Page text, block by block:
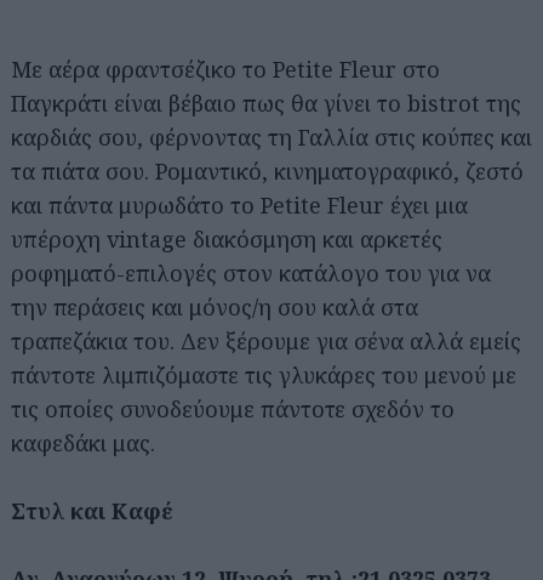
Mε αέρα φραντσέζικο το Petite Fleur στο
Παγκράτι είναι βέβαιο πως θα γίνει το bistrot της
καρδιάς σου, φέρνοντας τη Γαλλία στις κούπες και
τα πιάτα σου. Ρομαντικό, κινηματογραφικό, ζεστό
και πάντα μυρωδάτο το Petite Fleur έχει μια
υπέροχη vintage διακόσμηση και αρκετές
ροφηματό-επιλογές στον κατάλογο του για να
την περάσεις και μόνος/η σου καλά στα
τραπεζάκια του. Δεν ξέρουμε για σένα αλλά εμείς
πάντοτε λιμπιζόμαστε τις γλυκάρες του μενού με
τις οποίες συνοδεύουμε πάντοτε σχεδόν το
καφεδάκι μας.
Στυλ και Καφέ